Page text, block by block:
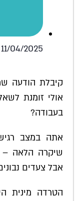
11/04/2025
קיבלת הודעה
אולי זומנת
בעבודה?
אתה במצב
שיקרה הלאה –
אבל צעדים
הטרדה מינית